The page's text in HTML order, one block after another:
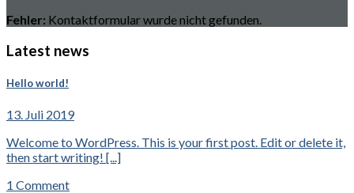
Fehler: Kontaktformular wurde nicht gefunden.
Latest news
Hello world!
13. Juli 2019
Welcome to WordPress. This is your first post. Edit or delete it,
then start writing! [...]
1 Comment